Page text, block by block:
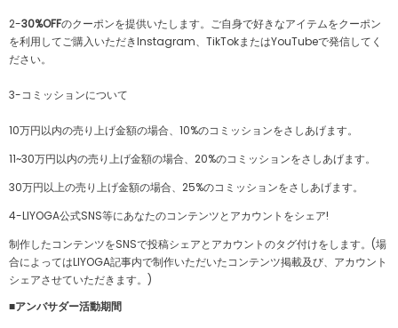
2-30%OFFのクーポンを提供いたします。ご自身で好きなアイテムをクーポン
を利用してご購入いただきInstagram、TikTokまたはYouTubeで発信してく
ださい。
3-コミッションについて
10万円以内の売り上げ金額の場合、10%のコミッションをさしあげます。
11~30万円以内の売り上げ金額の場合、20%のコミッションをさしあげます。
30万円以上の売り上げ金額の場合、25%のコミッションをさしあげます。
4-LIYOGA公式SNS等にあなたのコンテンツとアカウントをシェア!
制作したコンテンツをSNSで投稿シェアとアカウントのタグ付けをします。(場
合によってはLIYOGA記事内で制作いただいたコンテンツ掲載及び、アカウント
シェアさせていただきます。)
■アンバサダー活動期間